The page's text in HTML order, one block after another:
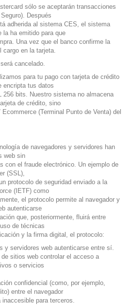
sólo se aceptarán transacciones
Después
adherida al sistema CES, el sistema
la ha emitido para que
Una vez que el banco confirme la
cargo en la tarjeta.
cancelado.
para tu pago con tarjeta de crédito
encripta tus datos
256 bits. Nuestro sistema no almacena
de crédito, sino
(Terminal Punto de Venta) del
de navegadores y servidores han
web sin
con el fraude electrónico. Un ejemplo de
(SSL),
protocolo de seguridad enviado a la
(IETF) como
el protocolo permite al navegador y
autenticarse
que, posteriormente, fluirá entre
de técnicas
y la firma digital, el protocolo:
y servidores web autenticarse entre sí.
sitios web controlar el acceso a
o servicios
confidencial (como, por ejemplo,
entre el navegador
para terceros.